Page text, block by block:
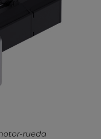
rueda